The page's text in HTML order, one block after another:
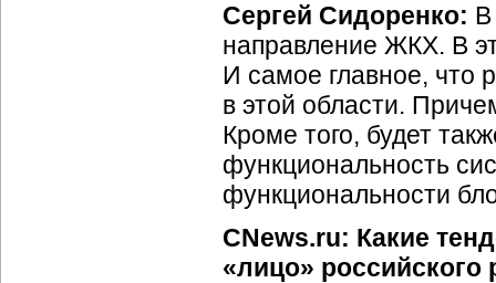
Сергей Сидоренко: В
направление ЖКХ. В
И самое главное, что
в этой области.
Кроме того, будет
функциональность
функциональности
CNews.ru: Какие
«лицо»